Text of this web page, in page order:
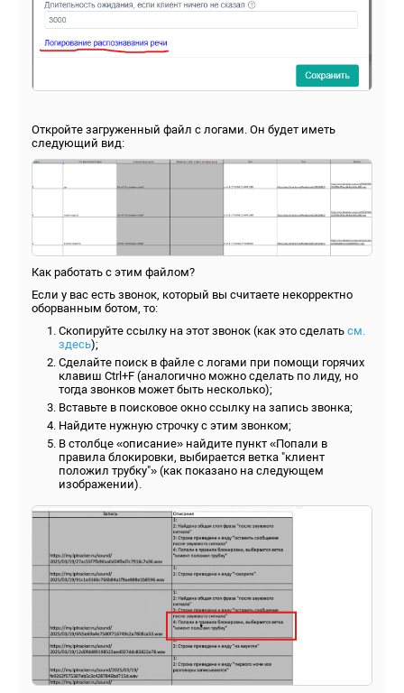
Откройте загруженный файл с логами. Он будет иметь
следующий вид:
Как работать с этим файлом?
Если у вас есть звонок, который вы считаете некорректно
оборванным ботом, то:
Скопируйте ссылку на этот звонок (как это сделать см.
здесь);
Сделайте поиск в файле с логами при помощи горячих
клавиш Ctrl+F (аналогично можно сделать по лиду, но
тогда звонков может быть несколько);
Вставьте в поисковое окно ссылку на запись звонка;
Найдите нужную строчку с этим звонком;
В столбце «описание» найдите пункт «Попали в
правила блокировки, выбирается ветка "клиент
положил трубку"» (как показано на следующем
изображении).